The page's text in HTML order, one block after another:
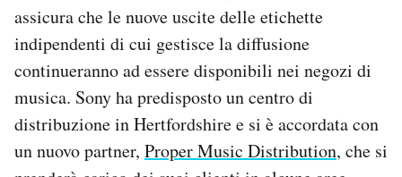
assicura che le nuove uscite delle etichette
indipendenti di cui gestisce la diffusione
continueranno ad essere disponibili nei negozi di
musica. Sony ha predisposto un centro di
distribuzione in Hertfordshire e si è accordata con
un nuovo partner, Proper Music Distribution, che si